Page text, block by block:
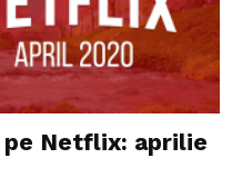
pe Netflix: aprilie